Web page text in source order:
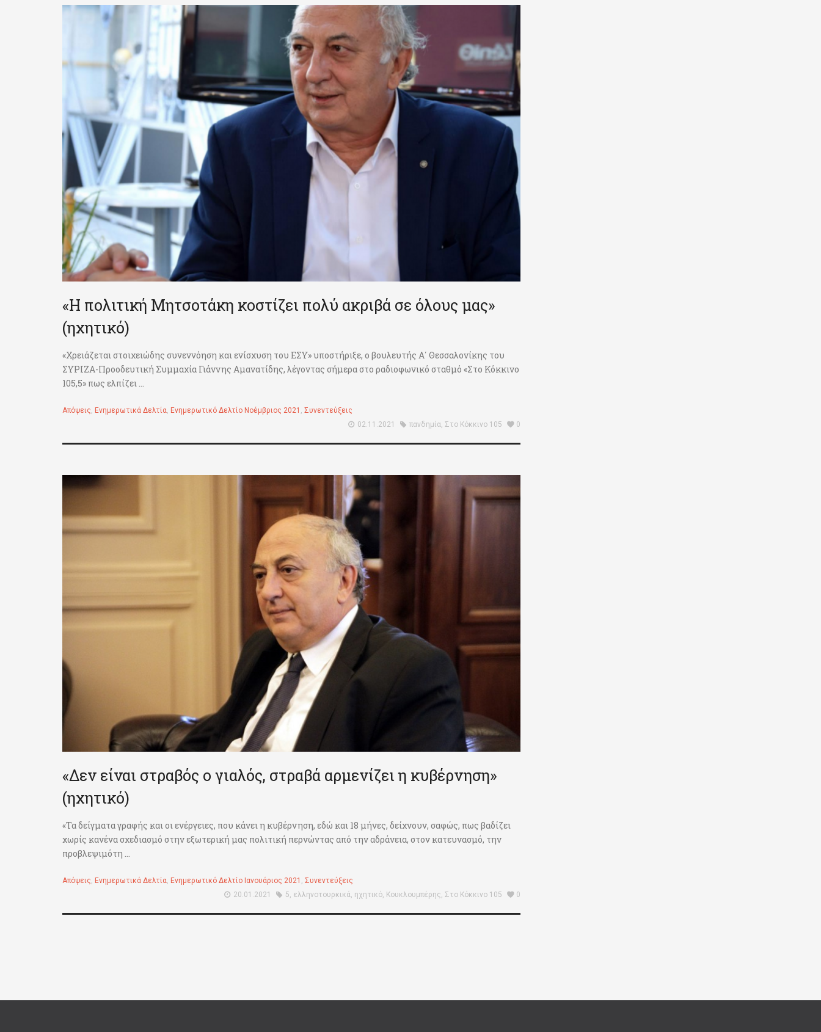
«Η πολιτική Μητσοτάκη κοστίζει πολύ ακριβά σε όλους μας»
(ηχητικό)
«Χρειάζεται στοιχειώδης συνεννόηση και ενίσχυση του ΕΣΥ» υποστήριξε, ο βουλευτής Α΄ Θεσσαλονίκης του
ΣΥΡΙΖΑ-Προοδευτική Συμμαχία Γιάννης Αμανατίδης, λέγοντας σήμερα στο ραδιοφωνικό σταθμό «Στο Κόκκινο
105,5» πως ελπίζει ...
Απόψεις, Ενημερωτικά Δελτία, Ενημερωτικό Δελτίο Νοέμβριος 2021 , Συνεντεύξεις
02.11.2021
πανδημία, Στο Κόκκινο 105 0
«Δεν είναι στραβός ο γιαλός, στραβά αρμενίζει η κυβέρνηση»
(ηχητικό)
«Τα δείγματα γραφής και οι ενέργειες, που κάνει η κυβέρνηση, εδώ και 18 μήνες, δείχνουν, σαφώς, πως βαδίζει
χωρίς κανένα σχεδιασμό στην εξωτερική μας πολιτική περνώντας από την αδράνεια, στον κατευνασμό, την
προβλεψιμότη ...
Απόψεις, Ενημερωτικά Δελτία, Ενημερωτικό Δελτίο Ιανουάριος 2021 , Συνεντεύξεις
20.01.2021
5, ελληνοτουρκικά, ηχητικό, Κουκλουμπέρης, Στο Κόκκινο 105 0